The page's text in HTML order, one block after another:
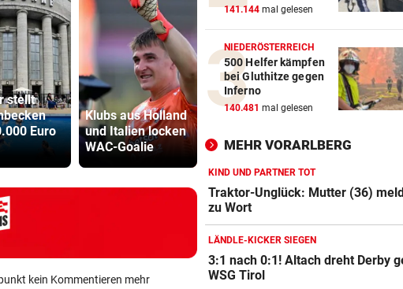
stellt
Euro
Klubs aus Holland
und Italien locken
WAC-Goalie
Fehlstart
komplett! Nächste
Pölten
Sager
gegen
kein Kommentieren mehr
141.144 mal gelesen
NIEDERÖSTERREICH
500 Helfer kämpfen
bei Gluthitze gegen
Inferno
140.481 mal gelesen
MEHR VORARLBERG
KIND UND PARTNER TOT
Traktor-Unglück: Mutter (36)
zu Wort
LÄNDLE-KICKER SIEGEN
3:1 nach 0:1! Altach dreht Derby
WSG Tirol